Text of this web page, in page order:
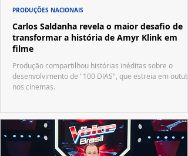
Carlos Saldanha revela o maior desafio de
transformar a história de Amyr Klink em
filme
Produção compartilhou histórias inéditas sobre o
desenvolvimento de "100 DIAS", que estreia em
nos cinemas.
PRODUÇÕES NACIONAIS